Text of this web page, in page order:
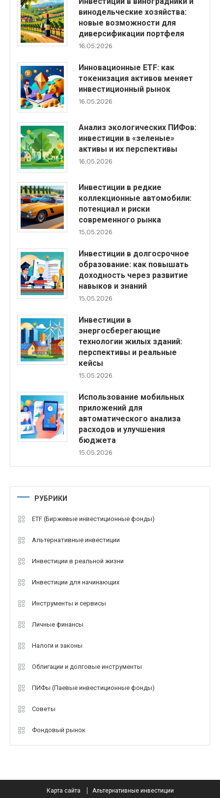
винодельческие хозяйства:
новые возможности для
диверсификации портфеля
16.05.2026
Инновационные ETF: как
токенизация активов меняет
инвестиционный рынок
16.05.2026
Анализ экологических ПИФов:
инвестиции в «зеленые»
активы и их перспективы
16.05.2026
Инвестиции в редкие
коллекционные автомобили:
потенциал и риски
современного рынка
15.05.2026
Инвестиции в долгосрочное
образование: как повышать
доходность через развитие
навыков и знаний
15.05.2026
Инвестиции в
энергосберегающие
технологии жилых зданий:
перспективы и реальные
кейсы
15.05.2026
Использование мобильных
приложений для
автоматического анализа
расходов и улучшения
бюджета
15.05.2026
РУБРИКИ
ETF (Биржевые инвестиционные фонды)
Альтернативные инвестиции
Инвестиции в реальной жизни
Инвестиции для начинающих
Инструменты и сервисы
Личные финансы
Налоги и законы
Облигации и долговые инструменты
ПИФы (Паевые инвестиционные фонды)
Советы
Фондовый рынок
Карта сайта Альтернативные инвестиции